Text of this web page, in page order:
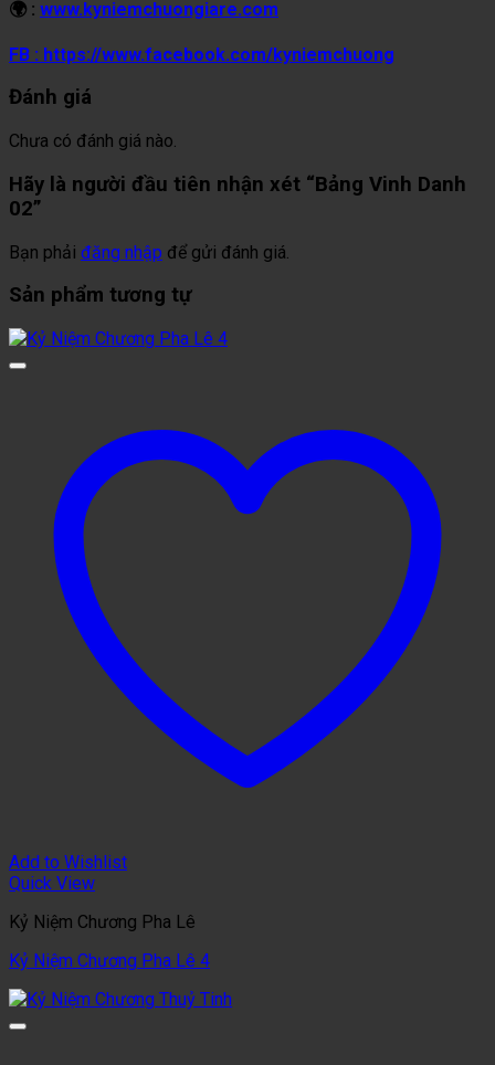
🌍 : www.kyniemchuongiare.com
FB : https://www.facebook.com/kyniemchuong
Đánh giá
Chưa có đánh giá nào.
Hãy là người đầu tiên nhận xét “Bảng Vinh Danh
02”
Bạn phải đăng nhập để gửi đánh giá.
Sản phẩm tương tự
Add to Wishlist
Quick View
Kỷ Niệm Chương Pha Lê
Kỷ Niệm Chương Pha Lê 4